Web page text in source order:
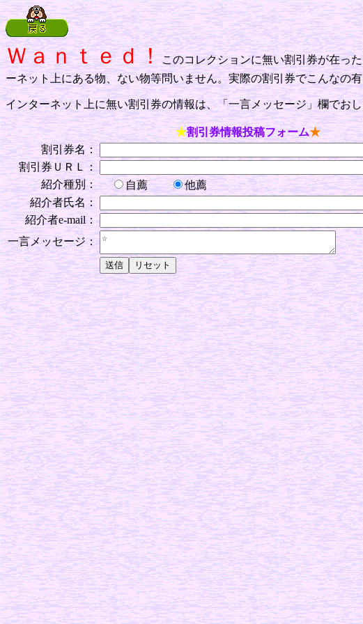
Ｗａｎｔｅｄ！このコレクションに無い割引券が在っ
ーネット上にある物、ない物等問いません。実際の割引券でこんなの
インターネット上に無い割引券の情報は、「一言メッセージ」欄でお
★割引券情報投稿フォーム★
割引券名：
割引券ＵＲＬ：
紹介種別：
自薦
他薦
紹介者氏名：
紹介者e-mail：
一言メッセージ：